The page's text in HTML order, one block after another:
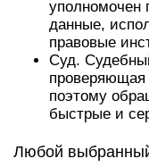
уполномочен
данные,
правовые
Суд.
поэтому
быстрые и
Любой